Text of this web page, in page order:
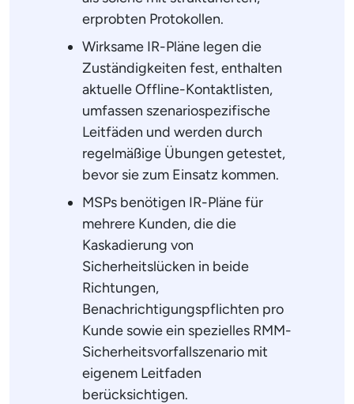
erprobten Protokollen.
Wirksame IR-Pläne legen die
Zuständigkeiten fest, enthalten
aktuelle Offline-Kontaktlisten,
umfassen szenariospezifische
Leitfäden und werden durch
regelmäßige Übungen getestet,
bevor sie zum Einsatz kommen.
MSPs benötigen IR-Pläne für
mehrere Kunden, die die
Kaskadierung von
Sicherheitslücken in beide
Richtungen,
Benachrichtigungspflichten pro
Kunde sowie ein spezielles RMM-
Sicherheitsvorfallszenario mit
eigenem Leitfaden
berücksichtigen.